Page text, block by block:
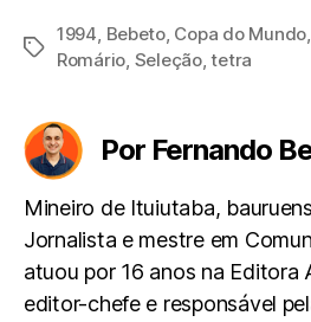
Tags
1994, Bebeto, Copa do Mundo,
Romário, Seleção,tetra
Por Fernando
Mineiro de Ituiutaba,
Jornalista e mestre em
atuou por 16 anos na Editora
editor-chefe e responsável